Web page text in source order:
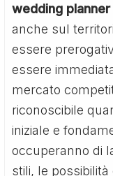
wedding planner
anche sul
essere
essere
mercato
riconoscibile
iniziale e
occuperanno di
stili, le